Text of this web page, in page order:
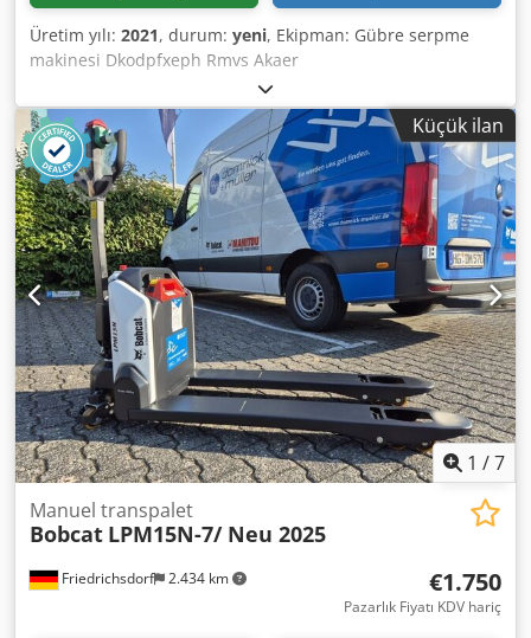
Üretim yılı: 2021, durum: yeni, Ekipman: Gübre serpme
makinesi Dkodpfxeph Rmvs Akaer
Küçük ilan
1 /7
Friedrichsdorf 2.434 km
Manuel transpalet
Bobcat LPM15N-7/ Neu 2025
€1.750
Pazarlık Fiyatı KDV hariç